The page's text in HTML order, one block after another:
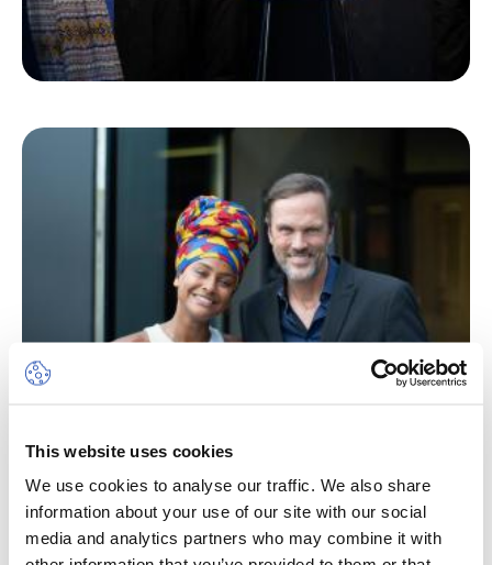
This website uses cookies
We use cookies to analyse our traffic. We also share
information about your use of our site with our social
media and analytics partners who may combine it with